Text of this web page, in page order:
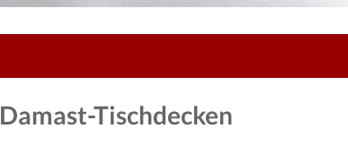
Damast-Tischdecken